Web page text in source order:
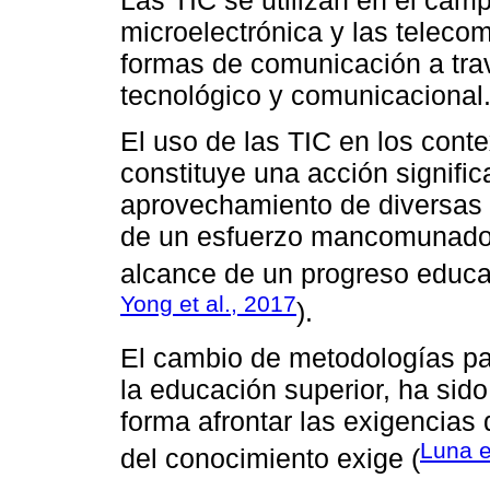
microelectrónica y las
formas de comunicación a
tecnológico y comunicacional.
El uso de las TIC en los
constituye una acción
aprovechamiento de
de un esfuerzo
alcance de un progreso
Yong et al., 2017).
El cambio de metodologías
la educación superior, ha
forma afrontar las
del conocimiento exige (Luna